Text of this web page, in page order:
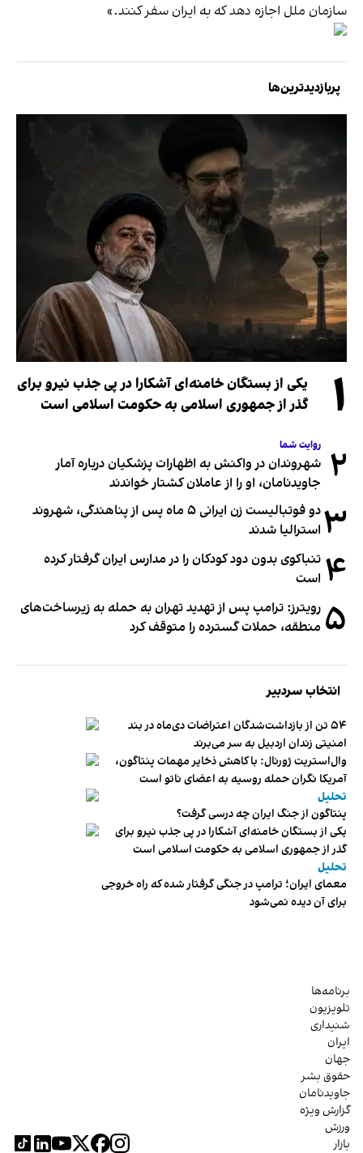
سازمان ملل اجازه دهد که به ایران سفر کنند.»
پربازدیدترین‌ها
۱
یکی از بستگان خامنه‌ای آشکارا در پی جذب نیرو برای
گذر از جمهوری اسلامی به حکومت اسلامی است
۲ روایت شما
شهروندان در واکنش به اظهارات پزشکیان درباره آمار
جاویدنامان، او را از عاملان کشتار خواندند
۳
دو فوتبالیست زن ایرانی ۵ ماه پس از پناهندگی، شهروند
استرالیا شدند
۴ تنباکوی بدون دود کودکان را در مدارس ایران گرفتار کرده
است
۵ رویترز: ترامپ پس از تهدید تهران به حمله به زیرساخت‌های
منطقه، حملات گسترده را متوقف کرد
انتخاب سردبیر
۵۴ تن از بازداشت‌شدگان اعتراضات دی‌ماه در بند
امنیتی زندان اردبیل به سر می‌برند
وال‌استریت ژورنال: با کاهش ذخایر مهمات پنتاگون،
آمریکا نگران حمله روسیه به اعضای ناتو‌ است
تحلیل
پنتاگون از جنگ ایران چه درسی گرفت؟
یکی از بستگان خامنه‌ای آشکارا در پی جذب نیرو برای
گذر از جمهوری اسلامی به حکومت اسلامی است
تحلیل
معمای ایران؛ ترامپ در جنگی گرفتار شده که راه خروجی
برای آن دیده نمی‌شود
برنامه‌ها
تلویزیون
شنیداری
ایران
جهان
حقوق بشر
جاویدنامان
گزارش ویژه
ورزش
بازار